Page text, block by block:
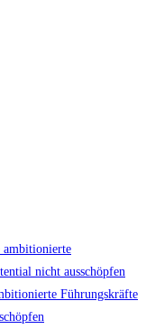
Führungskräfte